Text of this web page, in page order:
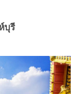
บุรี